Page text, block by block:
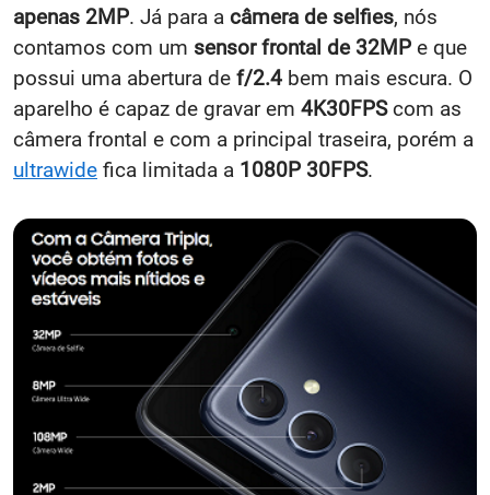
apenas 2MP. Já para a câmera de selfies, nós
contamos com um sensor frontal de 32MP e que
possui uma abertura de f/2.4 bem mais escura. O
aparelho é capaz de gravar em 4K30FPScom as
câmera frontal e com a principal traseira, porém a
ultrawide fica limitada a 1080P 30FPS.